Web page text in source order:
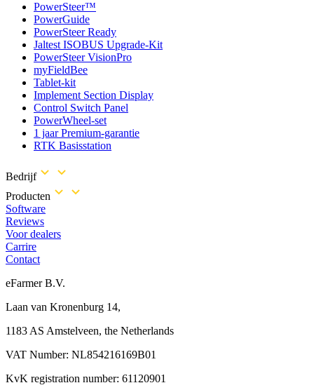
PowerSteer™
PowerGuide
PowerSteer Ready
Jaltest ISOBUS Upgrade-Kit
PowerSteer VisionPro
myFieldBee
Tablet-kit
Implement Section Display
Control Switch Panel
PowerWheel-set
1 jaar Premium-garantie
RTK Basisstation
Bedrijf
Producten
Software
Reviews
Voor dealers
Carrire
Contact
eFarmer B.V.
Laan van Kronenburg 14,
1183 AS Amstelveen, the Netherlands
VAT Number: NL854216169B01
KvK registration number: 61120901